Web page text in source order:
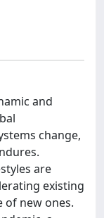
and
change,
are
existing
of new ones.